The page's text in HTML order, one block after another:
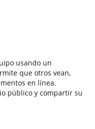
usando un
que otros vean,
en línea.
público y compartir su